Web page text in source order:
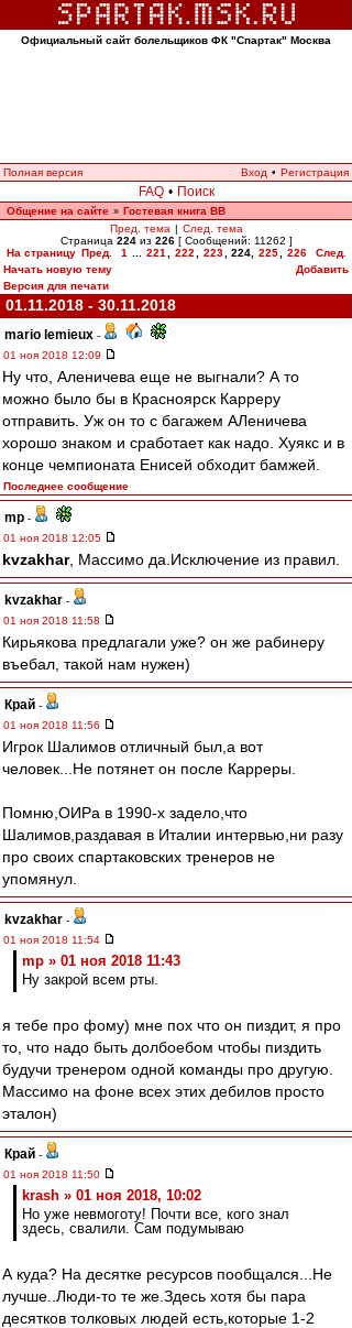
Официальный сайт болельщиков ФК "Спартак" Москва
Полная версия Вход • Регистрация
FAQ • Поиск
Общение на сайте » Гостевая книга ВВ
Пред. тема | След. тема
Страница 224из 226[ Сообщений: 11262 ]
На страницу Пред. 1 221 222 223 224, 225 226
След.
Начать новую тему
Добавить
Версия для печати
01.11.2018 - 30.11.2018
mario lemieux -
01 ноя 2018 12:09
Ну что, Аленичева еще не выгнали? А то
можно было бы в Красноярск Карреру
отправить. Уж он то с багажем АЛеничева
хорошо знаком и сработает как надо. Хуякс и в
конце чемпионата Енисей обходит бамжей.
Последнее сообщение
mp -
01 ноя 2018 12:05
kvzakhar, Массимо да.Исключение из правил.
kvzakhar -
01 ноя 2018 11:58
Кирьякова предлагали уже? он же рабинеру
въебал, такой нам нужен)
Край -
01 ноя 2018 11:56
Игрок Шалимов отличный был,а вот
человек...Не потянет он после Карреры.
Помню,ОИРа в 1990-х задело,что
Шалимов,раздавая в Италии интервью,ни разу
про своих спартаковских тренеров не
упомянул.
kvzakhar -
01 ноя 2018 11:54
mp » 01 ноя 2018 11:43
Ну закрой всем рты.
я тебе про фому) мне пох что он пиздит, я про
то, что надо быть долбоебом чтобы пиздить
будучи тренером одной команды про другую.
Массимо на фоне всех этих дебилов просто
эталон)
Край -
01 ноя 2018 11:50
krash » 01 ноя 2018, 10:02
Но уже невмоготу! Почти все, кого знал
здесь, свалили. Сам подумываю
А куда? На десятке ресурсов пообщался...Не
лучше..Люди-то те же.Здесь хотя бы пара
десятков толковых людей есть,которые 1-2